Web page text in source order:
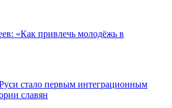
«Как привлечь молодёжь в
стало первым интеграционным
славян